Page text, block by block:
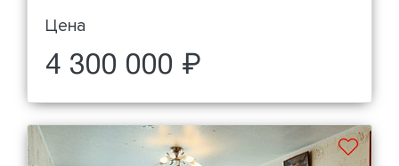
Цена
4 300 000 ₽